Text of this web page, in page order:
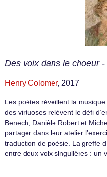
Des voix dans le choeur
Henry Colomer, 2017
Les poètes réveillent la
des virtuoses relèvent le défi
Benech, Danièle Robert et
partager dans leur atelier
traduction de poésie. La greffe
entre deux voix singulières : un